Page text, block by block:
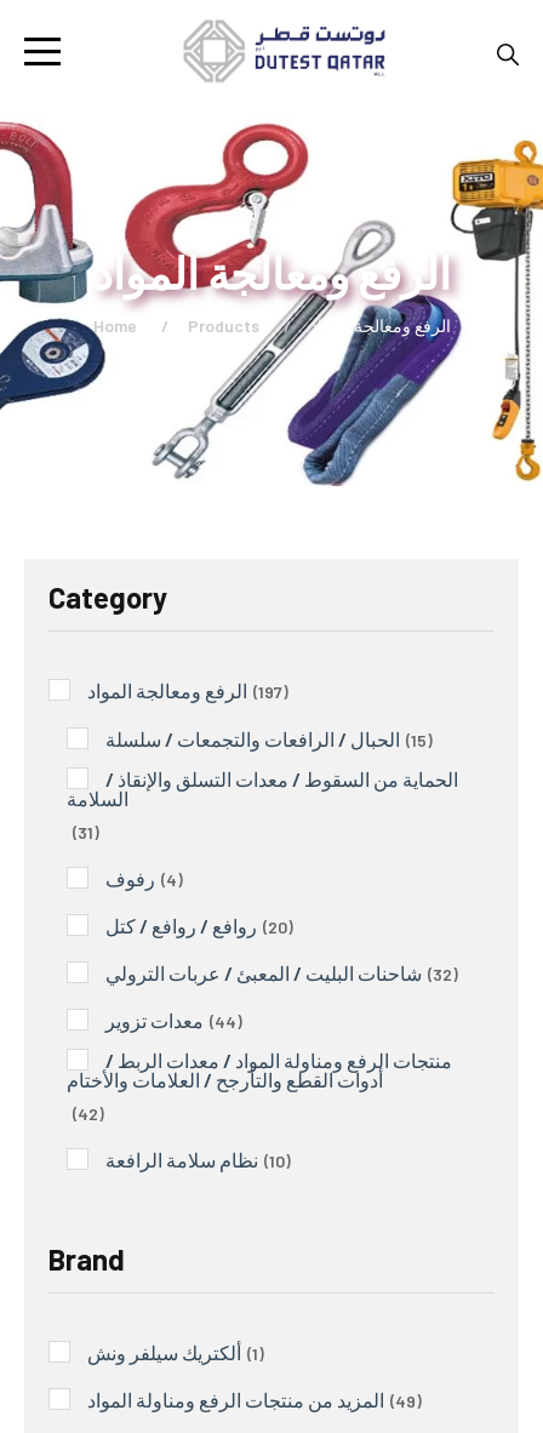
الرفع ومعالجة المواد
Home Products الرفع ومعالجة المواد
Category
الرفع ومعالجة المواد 197
الحبال / الرافعات والتجمعات / سلسلة 15
الحماية من السقوط / معدات التسلق والإنقاذ /
السلامة
31
رفوف 4
روافع / روافع / كتل 20
شاحنات البليت / المعبئ / عربات الترولي 32
معدات تزوير 44
منتجات الرفع ومناولة المواد / معدات الربط /
أدوات القطع والتأرجح / العلامات والأختام
42
نظام سلامة الرافعة 10
Brand
ألكتريك سيلفر ونش 1
المزيد من منتجات الرفع ومناولة المواد 49